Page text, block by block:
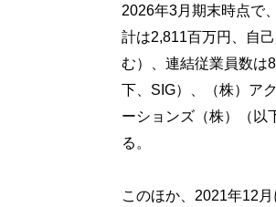
2026年3月期末時点で
計は2,811百万円、自
む）、連結従業員数は
下、SIG）、（株）ア
ーションズ（株）（以
る。
このほか、2021年12